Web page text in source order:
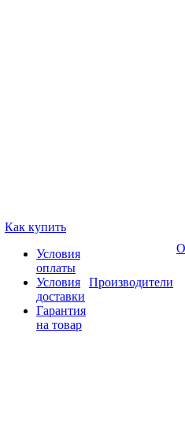
Как купить
Условия
оплаты
Условия
доставки
Гарантия
на товар
Производители